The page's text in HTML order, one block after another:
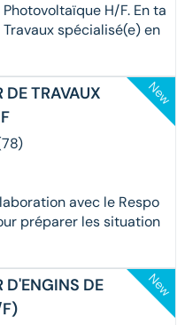
H/F. En ta
spécialisé(e) en
TRAVAUX
avec le Respo
préparer les situation
New
D'ENGINS DE
New